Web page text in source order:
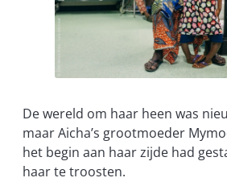
De wereld om haar heen was
maar Aicha’s grootmoeder
het begin aan haar zijde had
haar te troosten.